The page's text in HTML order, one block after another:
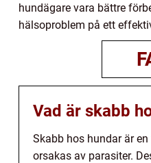
hundägare vara bättre
hälsoproblem på ett
Vad är skabb
Skabb hos hundar är
orsakas av parasiter.